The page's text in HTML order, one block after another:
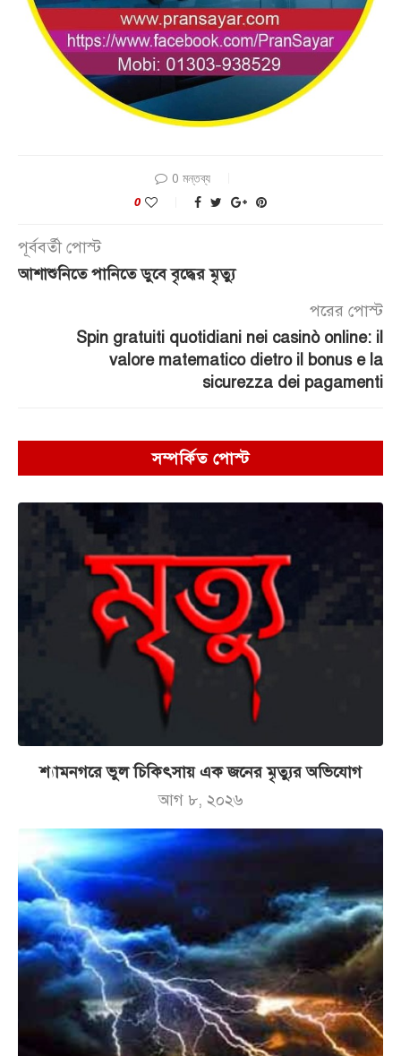
0 মন্তব্য
0
পূর্ববর্তী পোস্ট
আশাশুনিতে পানিতে ডুবে বৃদ্ধের মৃত্যু
পরের পোস্ট
Spin gratuiti quotidiani nei casinò online: il
valore matematico dietro il bonus e la
sicurezza dei pagamenti
সম্পর্কিত পোস্ট
শ্যামনগরে ভুল চিকিৎসায় এক জনের মৃত্যুর অভিযোগ
আগ ৮, ২০২৬